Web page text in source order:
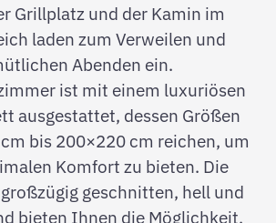
Grillplatz und der Kamin im
laden zum Verweilen und
Abenden ein.
ist mit einem luxuriösen
ausgestattet, dessen Größen
bis 200×220 cm reichen, um
Komfort zu bieten. Die
geschnitten, hell und
bieten Ihnen die Möglichkeit,